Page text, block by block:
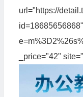
url="https://
_price="42"